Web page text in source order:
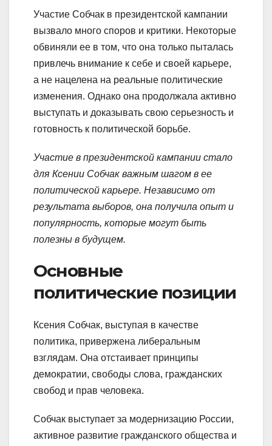
Участие Собчак в президентской кампании
вызвало много споров и критики. Некоторые
обвиняли ее в том, что она только пыталась
привлечь внимание к себе и своей карьере,
а не нацелена на реальные политические
изменения. Однако она продолжала активно
выступать и доказывать свою серьезность и
готовность к политической борьбе.
Участие в президентской кампании стало
для Ксении Собчак важным шагом в ее
политической карьере. Независимо от
результата выборов, она получила опыт и
популярность, которые могут быть
полезны в будущем.
Основные
политические позиции
Ксения Собчак, выступая в качестве
политика, привержена либеральным
взглядам. Она отстаивает принципы
демократии, свободы слова, гражданских
свобод и прав человека.
Собчак выступает за модернизацию России,
активное развитие гражданского общества и